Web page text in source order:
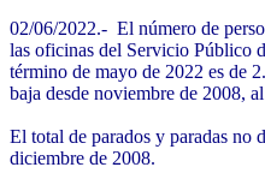
02/06/2022.- El número de
las oficinas del Servicio Público
término de mayo de 2022 es de
baja desde noviembre de 2008,
El total de parados y paradas no
diciembre de 2008.